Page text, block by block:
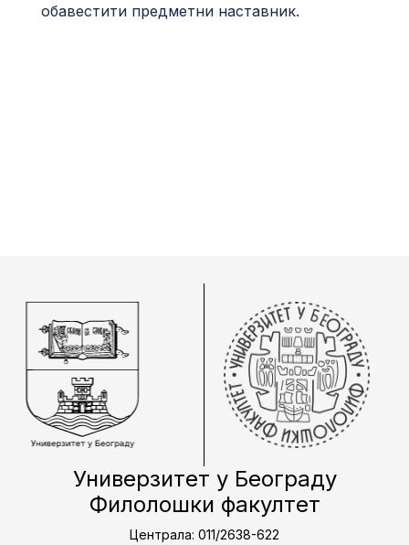
обавестити предметни наставник.
Универзитет у Београду
Филолошки факултет
Централа: 011/2638-622